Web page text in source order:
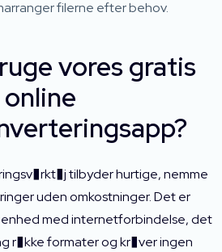
filerne efter behov.
vores gratis
online
tilbyder hurtige, nemme
uden omkostninger. Det er
med internetforbindelse, det
r�kke formater og kr�ver ingen